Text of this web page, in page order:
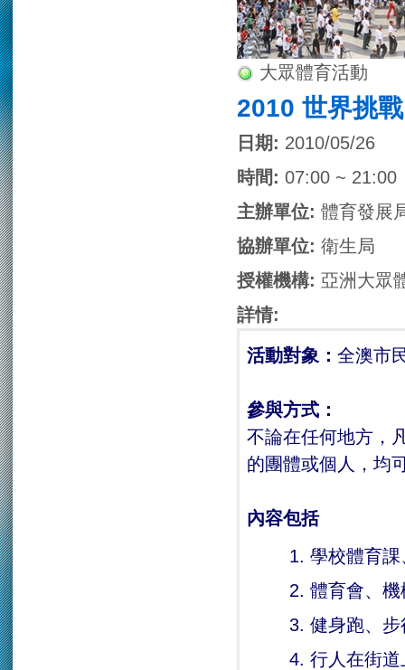
大眾體育活動
2010 世界挑
日期: 2010/05/26
時間: 07:00 ~ 21:00
主辦單位: 體育發展
協辦單位: 衛生局
授權機構: 亞洲大眾
詳情:
活動對象： 全澳市
參與方式：
不論在任何地方，
的團體或個人，均
內容包括
學校體育
體育會、
健身跑、
行人在街